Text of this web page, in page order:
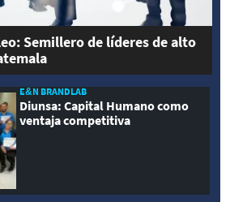
Semillero de líderes de alto
E&N BRANDLAB
Diunsa: Capital Humano como
ventaja competitiva